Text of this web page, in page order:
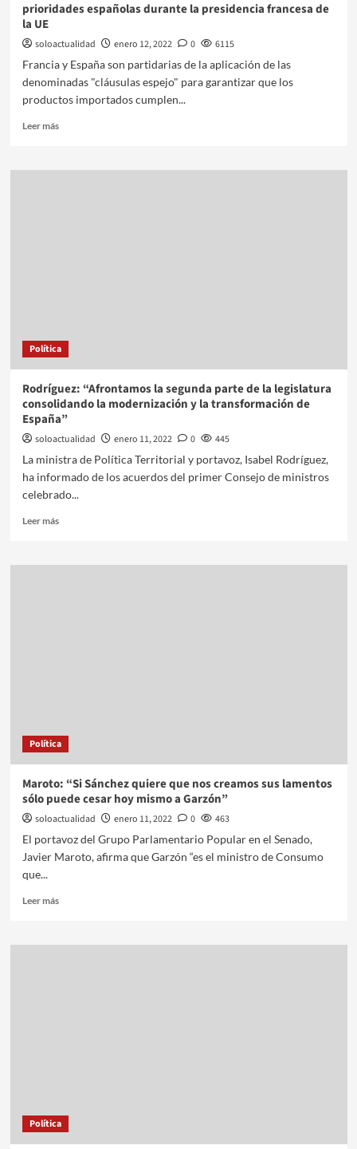
prioridades españolas durante la presidencia francesa de
la UE
soloactualidad enero 12, 2022 0
6115
Francia y España son partidarias de la aplicación de las
denominadas "cláusulas espejo" para garantizar que los
productos importados cumplen...
Leer más
Política
Rodríguez: “Afrontamos la segunda parte de la legislatura
consolidando la modernización y la transformación de
España”
soloactualidad enero 11, 2022 0
445
La ministra de Política Territorial y portavoz, Isabel Rodríguez,
ha informado de los acuerdos del primer Consejo de ministros
celebrado...
Leer más
Política
Maroto: “Si Sánchez quiere que nos creamos sus lamentos
sólo puede cesar hoy mismo a Garzón”
soloactualidad enero 11, 2022 0
463
El portavoz del Grupo Parlamentario Popular en el Senado,
Javier Maroto, afirma que Garzón “es el ministro de Consumo
que...
Leer más
Política